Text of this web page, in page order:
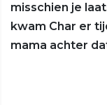
misschien je
kwam Char er
mama achter